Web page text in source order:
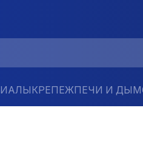
КРЕПЕЖПЕЧИ И